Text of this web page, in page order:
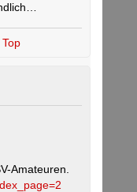
Amateuren.